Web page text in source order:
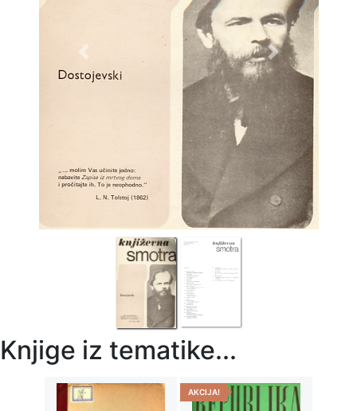
Previous Next
Knjige iz tematike...
AKCIJA!